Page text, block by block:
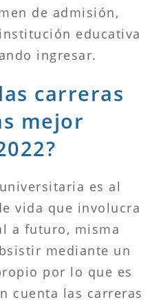
de admisión,
educativa
ingresar.
carreras
mejor
es al
vida que involucra
a futuro, misma
mediante un
por lo que es
cuenta las carreras